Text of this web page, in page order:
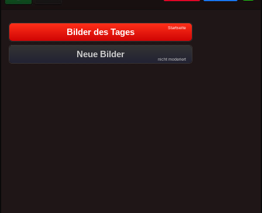
Bilder des Tages Startseite
Neue Bilder
nicht moderiert